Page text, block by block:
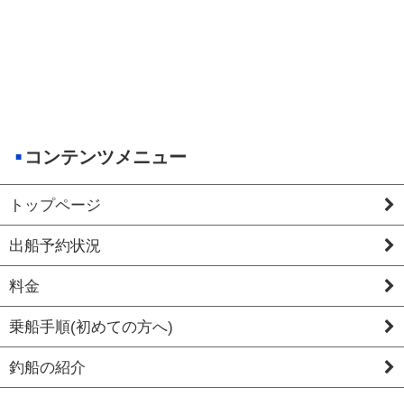
コンテンツメニュー
トップページ
出船予約状況
料金
乗船手順(初めての方へ)
釣船の紹介